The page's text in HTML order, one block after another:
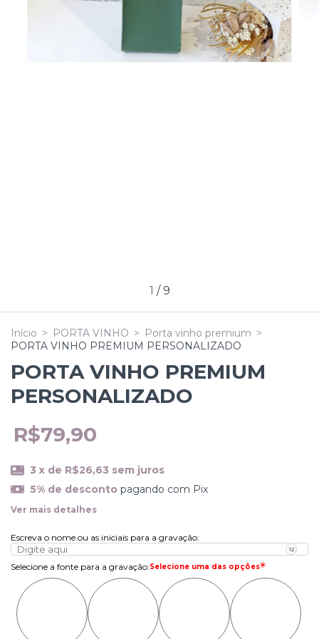
1 /9
Início > PORTA VINHO > Porta vinho premium >
PORTA VINHO PREMIUM PERSONALIZADO
PORTA VINHO PREMIUM
PERSONALIZADO
R$79,90
3 x de R$26,63 sem juros
5% de desconto pagando com Pix
Ver mais detalhes
Escreva o nome ou as iniciais para a gravação:
Selecione a fonte para a gravação:Selecione uma das opções